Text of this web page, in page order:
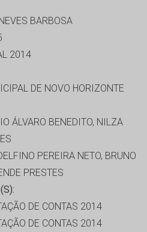
BARBOSA
2014
DE NOVO HORIZONTE
ÁLVARO BENEDITO, NILZA
PEREIRA NETO, BRUNO
PRESTES
DE CONTAS 2014
DE CONTAS 2014